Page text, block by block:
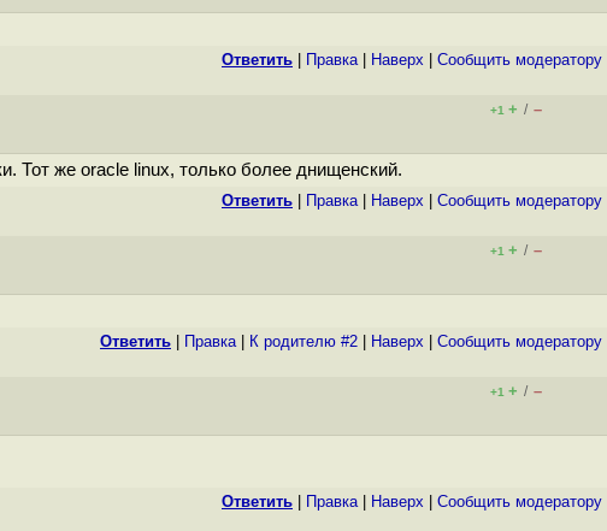
Ответить Правка| Наверх Cообщить модератору
+1 + / –
Тот же oracle linux, только более днищенский.
Ответить Правка| Наверх Cообщить модератору
+1 + / –
Ответить Правка| К родителю #2 Наверх Cообщить модератору
+1 + / –
Ответить Правка| Наверх Cообщить модератору